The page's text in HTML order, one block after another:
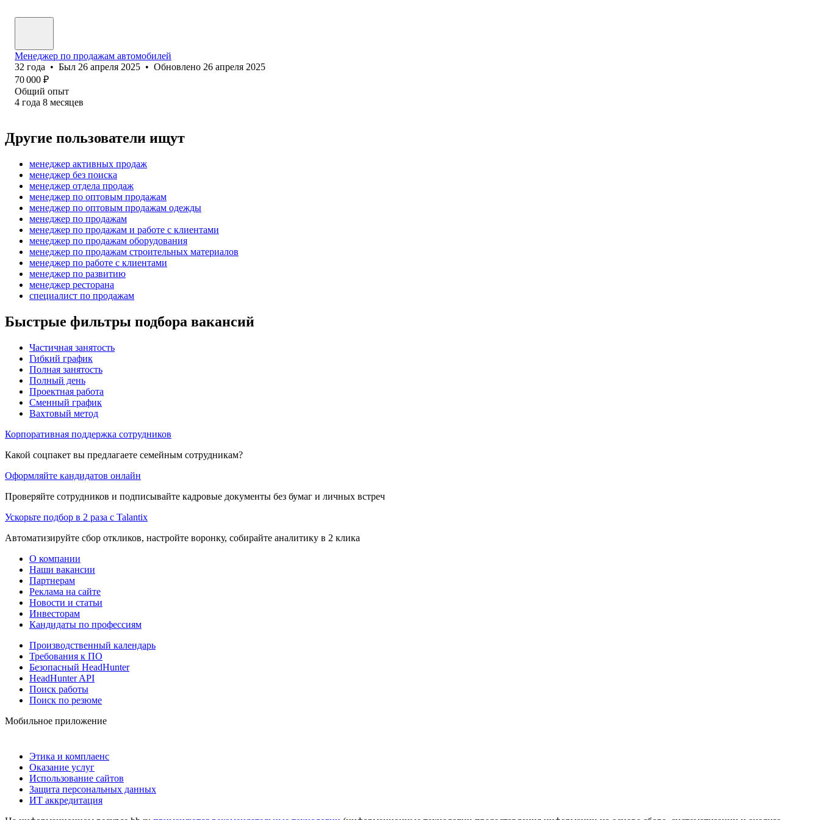
Менеджер по продажам автомобилей
32 года • Был 26 апреля 2025 • Обновлено 26 апреля 2025
70 000 ₽
Общий опыт
4 года 8 месяцев
Другие пользователи ищут
менеджер активных продаж
менеджер без поиска
менеджер отдела продаж
менеджер по оптовым продажам
менеджер по оптовым продажам одежды
менеджер по продажам
менеджер по продажам и работе с клиентами
менеджер по продажам оборудования
менеджер по продажам строительных материалов
менеджер по работе с клиентами
менеджер по развитию
менеджер ресторана
специалист по продажам
Быстрые фильтры подбора вакансий
Частичная занятость
Гибкий график
Полная занятость
Полный день
Проектная работа
Сменный график
Вахтовый метод
Корпоративная поддержка сотрудников
Какой соцпакет вы предлагаете семейным сотрудникам?
Оформляйте кандидатов онлайн
Проверяйте сотрудников и подписывайте кадровые документы без бумаг и личных встреч
Ускорьте подбор в 2 раза с Talantix
Автоматизируйте сбор откликов, настройте воронку, собирайте аналитику в 2 клика
О компании
Наши вакансии
Партнерам
Реклама на сайте
Новости и статьи
Инвесторам
Кандидаты по профессиям
Производственный календарь
Требования к ПО
Безопасный HeadHunter
HeadHunter API
Поиск работы
Поиск по резюме
Мобильное приложение
Этика и комплаенс
Оказание услуг
Использование сайтов
Защита персональных данных
ИТ аккредитация